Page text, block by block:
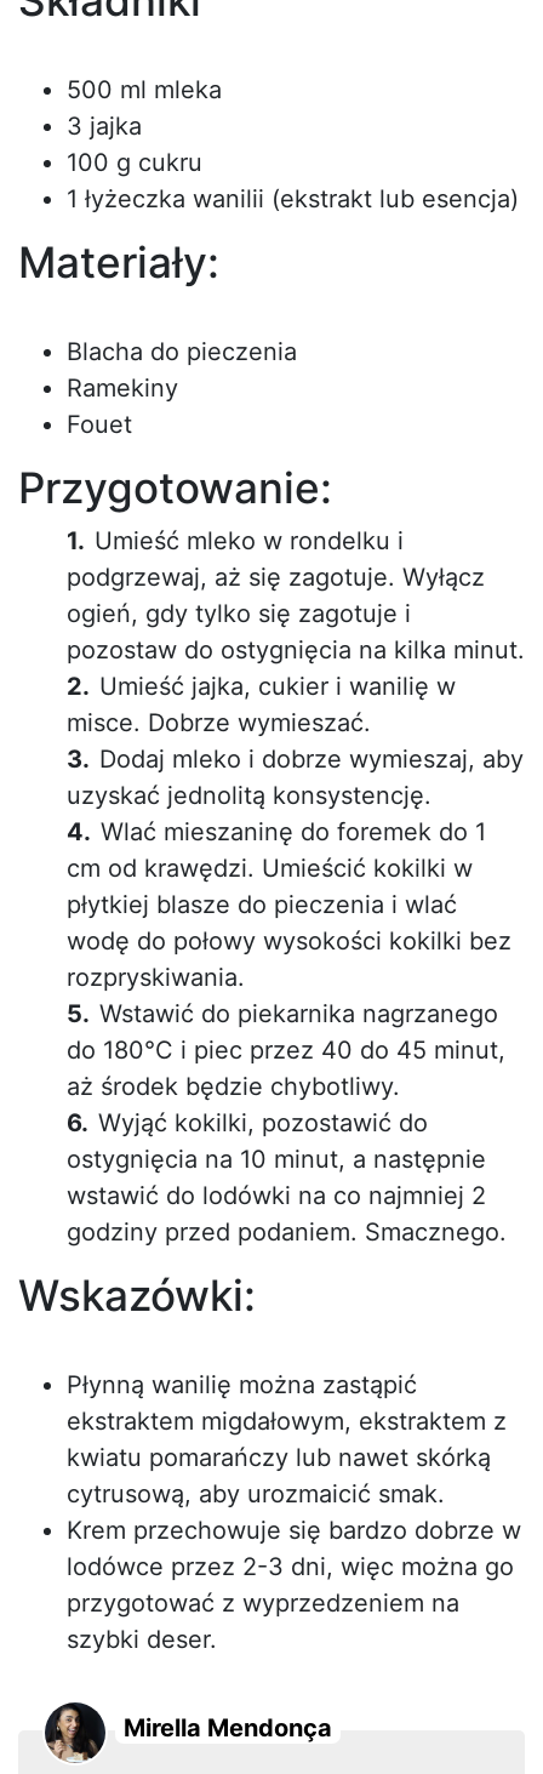
500 ml mleka
3 jajka
100 g cukru
1 łyżeczka wanilii (ekstrakt lub esencja)
Materiały:
Blacha do pieczenia
Ramekiny
Fouet
Przygotowanie:
Umieść mleko w rondelku i
podgrzewaj, aż się zagotuje. Wyłącz
ogień, gdy tylko się zagotuje i
pozostaw do ostygnięcia na kilka minut.
Umieść jajka, cukier i wanilię w
misce. Dobrze wymieszać.
Dodaj mleko i dobrze wymieszaj, aby
uzyskać jednolitą konsystencję.
Wlać mieszaninę do foremek do 1
cm od krawędzi. Umieścić kokilki w
płytkiej blasze do pieczenia i wlać
wodę do połowy wysokości kokilki bez
rozpryskiwania.
Wstawić do piekarnika nagrzanego
do 180°C i piec przez 40 do 45 minut,
aż środek będzie chybotliwy.
Wyjąć kokilki, pozostawić do
ostygnięcia na 10 minut, a następnie
wstawić do lodówki na co najmniej 2
godziny przed podaniem. Smacznego.
Wskazówki:
Płynną wanilię można zastąpić
ekstraktem migdałowym, ekstraktem z
kwiatu pomarańczy lub nawet skórką
cytrusową, aby urozmaicić smak.
Krem przechowuje się bardzo dobrze w
lodówce przez 2-3 dni, więc można go
przygotować z wyprzedzeniem na
szybki deser.
Mirella Mendonça